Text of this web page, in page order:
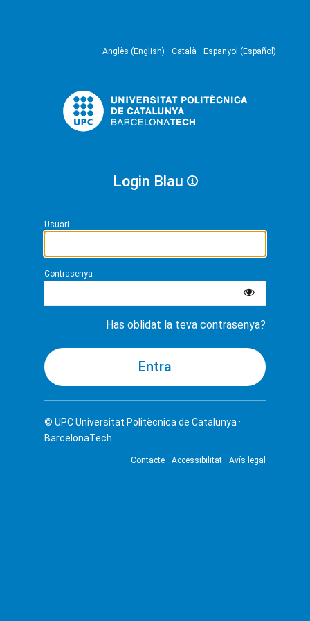
Anglès (English) Català Espanyol (Español)
Login Blau
Usuari
Contrasenya
Has oblidat la teva contrasenya?
© UPCUniversitat Politècnica de Catalunya ·
BarcelonaTech
Contacte Accessibilitat Avís legal